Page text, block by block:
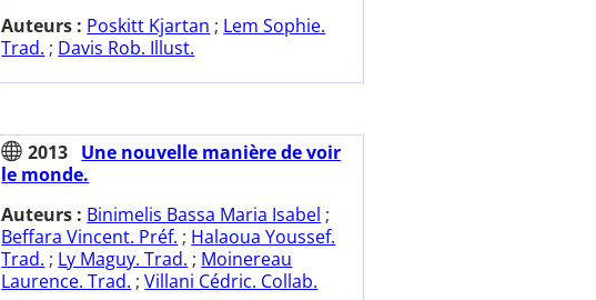
Auteurs : Poskitt Kjartan ; Lem Sophie.
Trad. ; Davis Rob. Illust.
2013 Une nouvelle manière de voir
le monde.
Auteurs : Binimelis Bassa Maria Isabel ;
Beffara Vincent. Préf. ; Halaoua Youssef.
Trad. ; Ly Maguy. Trad. ; Moinereau
Laurence. Trad. ;Villani Cédric. Collab.